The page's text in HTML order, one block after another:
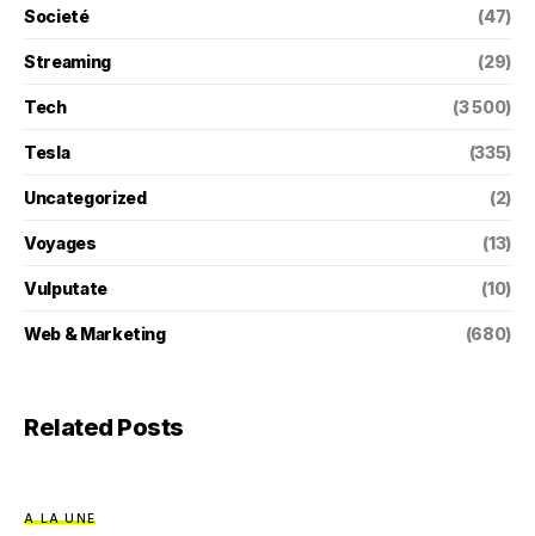
Societé (47)
Streaming (29)
Tech (3 500)
Tesla (335)
Uncategorized (2)
Voyages (13)
Vulputate (10)
Web & Marketing (680)
Related Posts
A LA UNE